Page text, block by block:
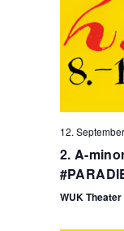
12.
2. A-
WUK